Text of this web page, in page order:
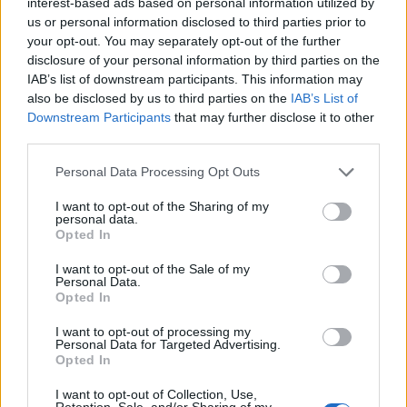
us or personal information disclosed to third parties prior to
your opt-out. You may separately opt-out of the further
disclosure of your personal information by third parties on the
IAB’s list of downstream participants. This information may
also be disclosed by us to third parties on the IAB’s List of
Downstream Participants that may further disclose it to other
Personal Data Processing Opt Outs
I want to opt-out of the Sharing of my
personal data.
Opted In
I want to opt-out of the Sale of my
Personal Data.
Opted In
I want to opt-out of processing my
Personal Data for Targeted Advertising.
Opted In
I want to opt-out of Collection, Use,
Στο μήνυμά του ο Ρούμπιο επικεντρώθηκε στον
ρόλο του επιχειρηματικού ομίλου GAESA που
ελέγχεται από τον στρατό και έχει ιδρυθεί από τον
Κάστρο. Ο όμιλος εκτιμάται ότι διαθέτει πόρους
ύψους 18 δισεκ. δολαρίων και ελέγχει το 70% της
ελίτ που διοικούν τον GAESA με τη φτώχεια των
περισσότερων Κουβανών, εκτιμώντας ότι «η
Κούβα δεν ελέγχεται από καμία ‘επανάσταση’. Η
Κούβα ελέγχεται από τον GAESA», σχολίασε.
«Ο πρόεδρος Τραμπ προτείνει μια νέα σχέση
μεταξύ των ΗΠΑ και της Κούβα, αλλά αυτό θα
πρέπει να γίνει μέσω του κουβανικού λαού, όχι